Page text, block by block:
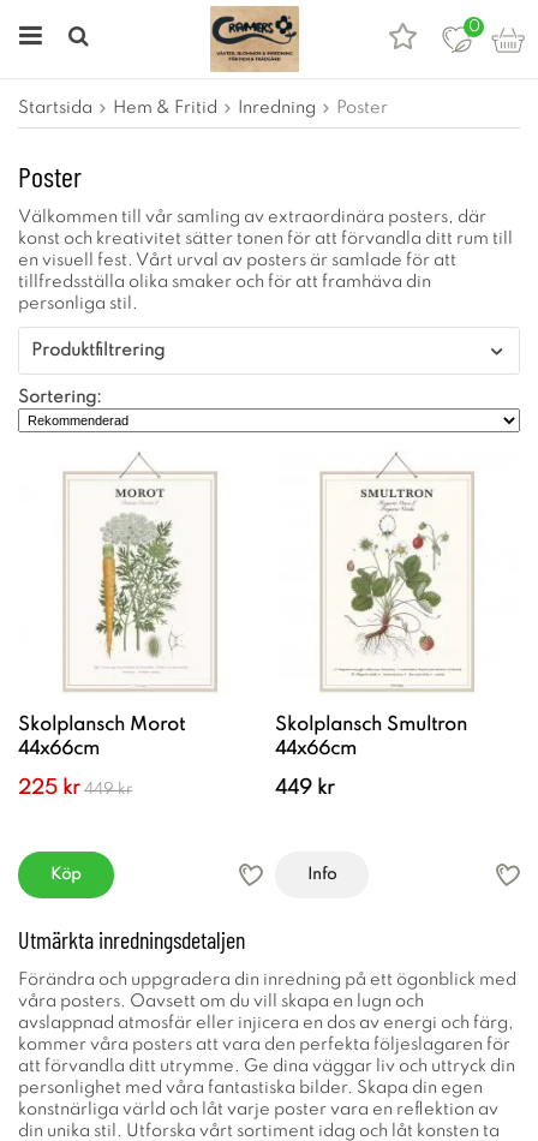
0
Startsida Hem & Fritid Inredning Poster
Poster
Välkommen till vår samling av extraordinära posters, där
konst och kreativitet sätter tonen för att förvandla ditt rum till
en visuell fest. Vårt urval av posters är samlade för att
tillfredsställa olika smaker och för att framhäva din
personliga stil.
Produktfiltrering
Sortering:
Skolplansch Morot
44x66cm
225 kr 449 kr
Köp
Skolplansch Smultron
44x66cm
449 kr
Info
Utmärkta inredningsdetaljen
Förändra och uppgradera din inredning på ett ögonblick med
våra posters. Oavsett om du vill skapa en lugn och
avslappnad atmosfär eller injicera en dos av energi och färg,
kommer våra posters att vara den perfekta följeslagaren för
att förvandla ditt utrymme. Ge dina väggar liv och uttryck din
personlighet med våra fantastiska bilder. Skapa din egen
konstnärliga värld och låt varje poster vara en reflektion av
din unika stil. Utforska vårt sortiment idag och låt konsten ta